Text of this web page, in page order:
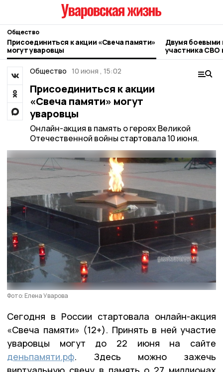
Общество
Присоединиться к акции «Свеча памяти»
могут уваровцы
Двумя боевыми
участника СВО
Общество 10 июня , 15:02
Присоединиться к акции
«Свеча памяти» могут
уваровцы
Онлайн-акция в память о героях Великой
Отечественной войны стартовала 10 июня.
Фото: Елена Уварова
Сегодня в России стартовала онлайн-акция
«Свеча памяти» (12+). Принять в ней участие
уваровцы могут до 22 июня на сайте
деньпамяти.рф. Здесь можно зажечь